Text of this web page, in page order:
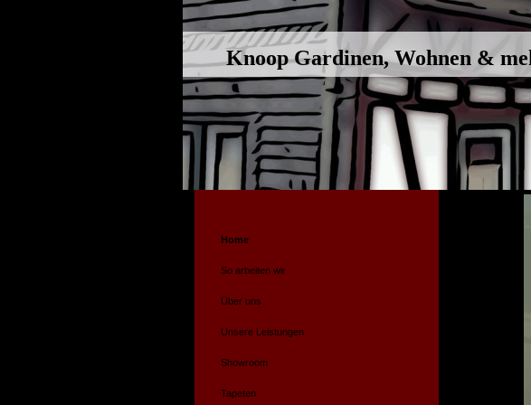
Knoop Gardinen, Wohnen &
Home
So arbeiten wir
Über uns
Unsere Leistungen
Showroom
Tapeten